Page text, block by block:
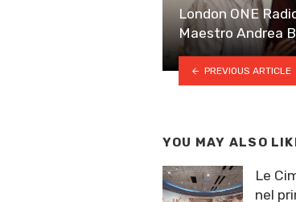
London ONE
Maestro Andrea
PREVIOUS ARTICLE
YOU MAY ALSO
Le
nel